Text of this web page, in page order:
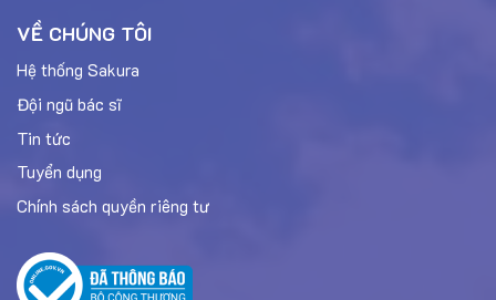
VỀ CHÚNG TÔI
Hệ thống Sakura
Đội ngũ bác sĩ
Tin tức
Tuyển dụng
Chính sách quyền riêng tư